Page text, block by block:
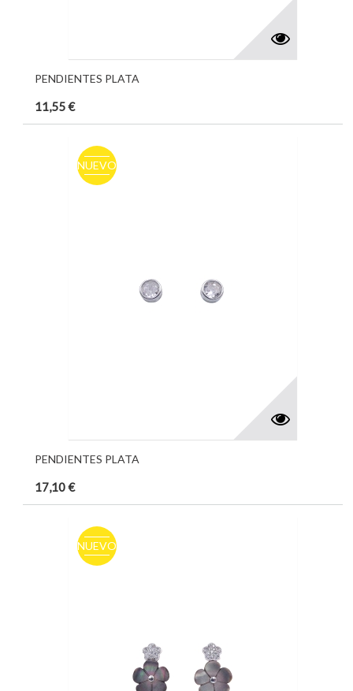
PENDIENTES PLATA
11,55 €
NUEVO
PENDIENTES PLATA
17,10 €
NUEVO